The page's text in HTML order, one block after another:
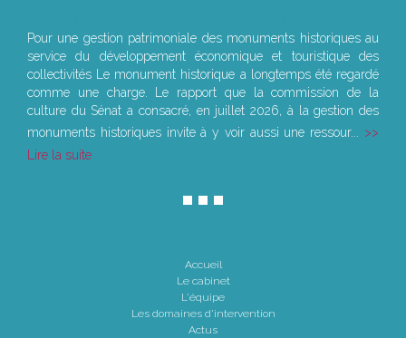
Pour une gestion patrimoniale des monuments historiques au
service du développement économique et touristique des
collectivités Le monument historique a longtemps été regardé
comme une charge. Le rapport que la commission de la
culture du Sénat a consacré, en juillet 2026, à la gestion des
monuments historiques invite à y voir aussi une ressour...
Lire la suite
Accueil
Le cabinet
L'équipe
Les domaines d'intervention
Actus